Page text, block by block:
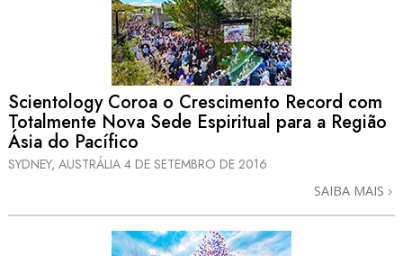
Scientology Coroa o Crescimento Record com
Totalmente Nova Sede Espiritual para a Região
Ásia do Pacífico
SYDNEY, AUSTRÁLIA 4 DE SETEMBRO DE 2016
SAIBA MAIS